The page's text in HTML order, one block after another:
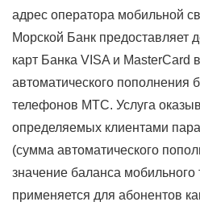
адрес оператора мобильной
Морской Банк предоставляет
карт Банка VISA и MasterCard
автоматического пополнения
телефонов МТС. Услуга
определяемых клиентами
(сумма автоматического
значение баланса мобильного
применяется для абонентов